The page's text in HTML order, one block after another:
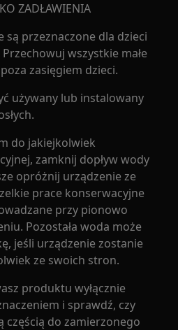
ZADŁAWIENIA
są przeznaczone dla dzieci
wszystkie małe
zasięgiem dzieci.
używany lub instalowany
do jakiejkolwiek
zamknij dopływ wody
opróżnij urządzenie ze
prace konserwacyjne
przy pionowo
Pozostała woda może
jeśli urządzenie zostanie
ze swoich stron.
produktu wyłącznie
i sprawdź, czy
częścią do zamierzonego